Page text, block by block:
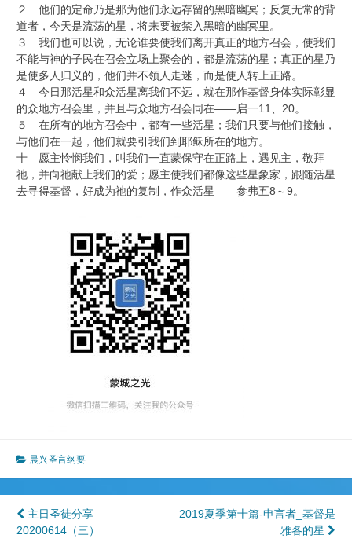
２ 他们的定命乃是那为他们永远存留的黑暗幽冥；反复无常的背
道者，今天是流荡的星，将来要被禁入黑暗的幽冥里。
３ 我们也可以说，无论谁要使我们离开真正的地方召会，使我们
不能与神的子民在召会立场上聚会的，都是流荡的星；真正的星乃
是使多人归义的，他们并不领人走迷，而是使人转上正路。
４ 今日那活星和众活星离我们不远，就在那作基督身体实际彰显
的众地方召会里，并且与众地方召会同在——启一11、20。
５ 在所有的地方召会中，都有一些活星；我们只要与他们接触，
与他们在一起，他们就要引我们到耶稣所在的地方。
十 愿主怜悯我们，叫我们一直蒙保守在正路上，遇见主，敬拜
祂，并向祂献上我们的爱；愿主使我们都像这些星象家，跟随活星
去寻得基督，好成为祂的复制，作众活星——参弗五8～9。
晨兴圣言纲要
文主日圣徒分享
20200614（三）
2019夏季第十篇-申言者_基督是
雅各的星